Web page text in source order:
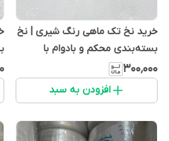
خرید نخ تک ماهی رنگ شیری | نخ
بسته‌بندی محکم و بادوام با
کیفیت بالا
۳۰۰٬۰۰۰
افزودن به سبد